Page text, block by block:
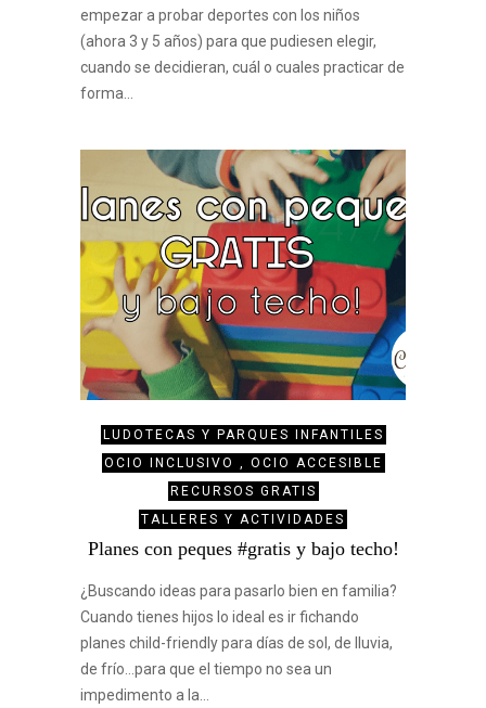
empezar a probar deportes con los niños
(ahora 3 y 5 años) para que pudiesen elegir,
cuando se decidieran, cuál o cuales practicar de
forma…
LUDOTECAS Y PARQUES INFANTILES
OCIO INCLUSIVO , OCIO ACCESIBLE
RECURSOS GRATIS
TALLERES Y ACTIVIDADES
Planes con peques #gratis y bajo techo!
¿Buscando ideas para pasarlo bien en familia?
Cuando tienes hijos lo ideal es ir fichando
planes child-friendly para días de sol, de lluvia,
de frío…para que el tiempo no sea un
impedimento a la…